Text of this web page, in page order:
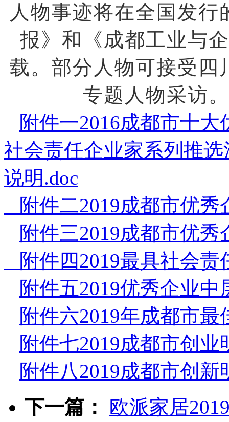
人物事迹将在全国发
报》和《成都工业与
载。部分人物可接受四
专题人物采访
附件一2016成都市十
社会责任企业家系列推
说明.doc
附件二2019成都市优
附件三2019成都市优
附件四2019最具社会
附件五2019优秀企业
附件六2019年成都市
附件七2019成都市创业
附件八2019成都市创新
下一篇：
欧派家居